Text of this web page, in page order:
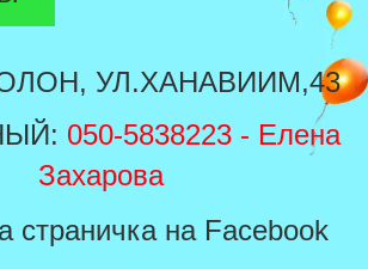
УЛ.ХАНАВИИМ,43
050-5838223 - Елена
Захарова
страничка на Facebook